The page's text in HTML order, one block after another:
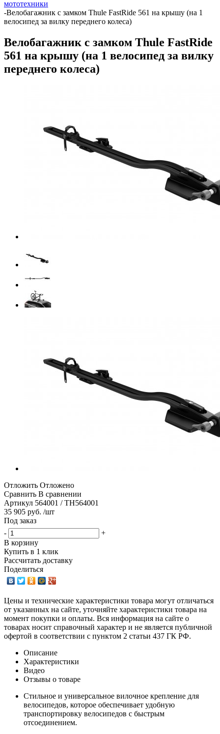
мототехники
-Велобагажник с замком Thule FastRide 561 на крышу (на 1
велосипед за вилку переднего колеса)
Велобагажник с замком Thule FastRide
561 на крышу (на 1 велосипед за вилку
переднего колеса)
Отложить Отложено
Сравнить В сравнении
Артикул 564001 / TH564001
35 905 руб. /шт
Под заказ
-
+
В корзину
Купить в 1 клик
Рассчитать доставку
Поделиться
Цены и технические характеристики товара могут отличаться
от указанных на сайте, уточняйте характеристики товара на
момент покупки и оплаты. Вся информация на сайте о
товарах носит справочный характер и не является публичной
офертой в соответствии с пунктом 2 статьи 437 ГК РФ.
Описание
Характеристики
Видео
Отзывы о товаре
Стильное и универсальное вилочное крепление для
велосипедов, которое обеспечивает удобную
транспортировку велосипедов с быстрым
отсоединением.